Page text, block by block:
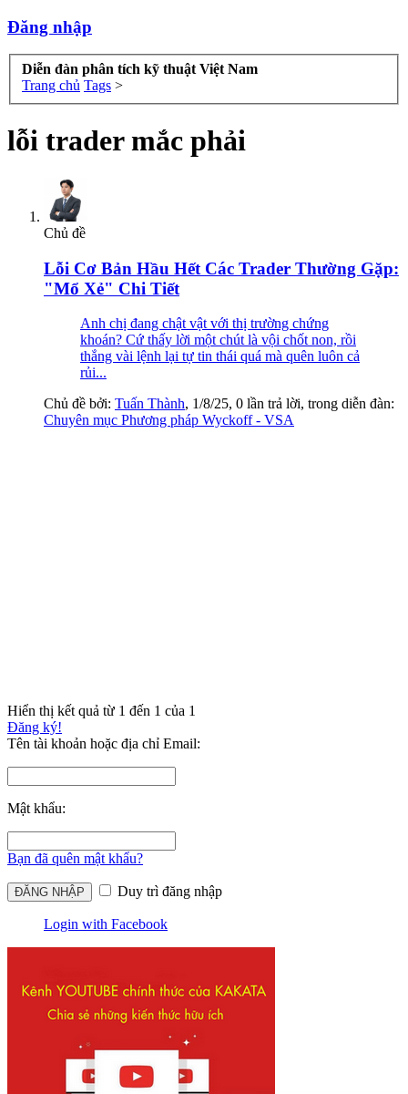
Đăng nhập
Diễn đàn phân tích kỹ thuật Việt Nam
Trang chủ Tags >
lỗi trader mắc phải
Chủ đề
Lỗi Cơ Bản Hầu Hết Các Trader Thường Gặp:
"Mổ Xẻ" Chi Tiết
Anh chị đang chật vật với thị trường chứng
khoán? Cứ thấy lời một chút là vội chốt non, rồi
thắng vài lệnh lại tự tin thái quá mà quên luôn cả
rủi...
Chủ đề bởi: Tuấn Thành, 1/8/25, 0 lần trả lời, trong diễn đàn:
Chuyên mục Phương pháp Wyckoff - VSA
Hiển thị kết quả từ 1 đến 1 của 1
Đăng ký!
Tên tài khoản hoặc địa chỉ Email:
Mật khẩu:
Bạn đã quên mật khẩu?
Duy trì đăng nhập
Login with Facebook